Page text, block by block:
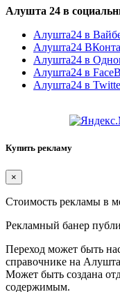
Алушта 24 в
Алушта24 в
Алушта24
Алушта24 в
Алушта24 в
Алушта24 в
Купить рекламу
×
Стоимость рекламы в
Рекламный банер
Переход может быть
справочнике на
Может быть создана
содержимым.